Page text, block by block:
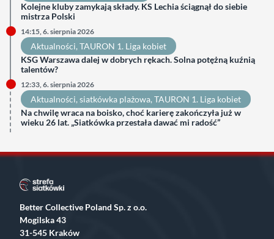
Kolejne kluby zamykają składy. KS Lechia ściągnął do siebie
mistrza Polski
14:15, 6. sierpnia 2026
Aktualności, TAURON 1. Liga kobiet
KSG Warszawa dalej w dobrych rękach. Solna potężną kuźnią
talentów?
12:33, 6. sierpnia 2026
Aktualności, siatkówka plażowa, TAURON 1. Liga kobiet
Na chwilę wraca na boisko, choć karierę zakończyła już w
wieku 26 lat. „Siatkówka przestała dawać mi radość”
Better Collective Poland Sp. z o.o.
Mogilska 43
31-545 Kraków